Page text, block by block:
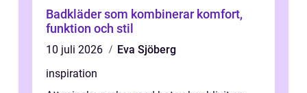
Badkläder som kombinerar komfort,
funktion och stil
10 juli 2026
Eva Sjöberg
inspiration